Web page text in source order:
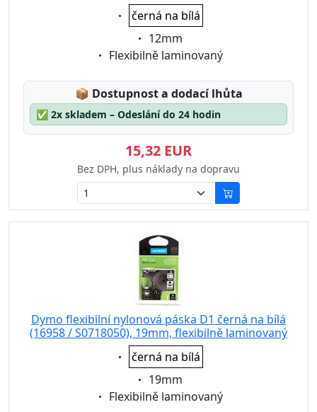
Eigenschaft:
černá na bílá
Eigenschaft:
12mm
Eigenschaft:
Flexibilně laminovaný
📦 Lagerstatus:
Dostupnost a dodací lhůta
✅ 2x skladem – Odeslání do 24 hodin
15,32 EUR
Bez DPH, plus náklady na dopravu
Dymo flexibilní nylonová páska D1 černá na bílá
(16958 / S0718050), 19mm, flexibilně laminovaný
Eigenschaft:
černá na bílá
Eigenschaft:
19mm
Eigenschaft:
Flexibilně laminovaný